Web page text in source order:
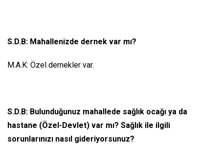
S.D.B: Mahallenizde dernek var mı?
M.A.K: Özel dernekler var.
S.D.B: Bulunduğunuz mahallede sağlık ocağı ya da
hastane (Özel-Devlet) var mı? Sağlık ile ilgili
sorunlarınızı nasıl gideriyorsunuz?